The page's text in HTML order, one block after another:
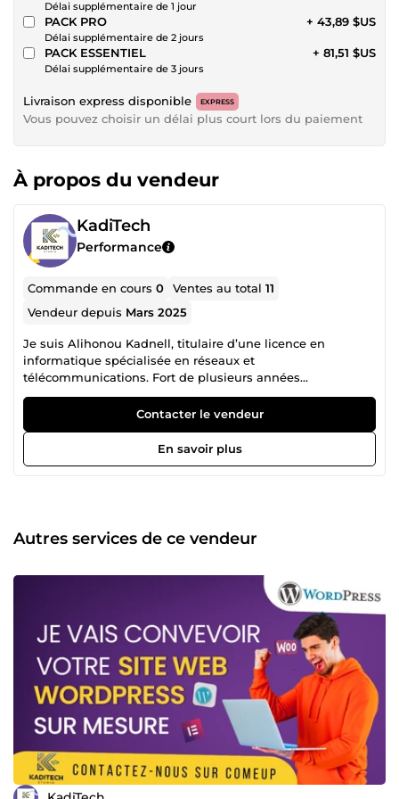
Délai supplémentaire de 1 jour
PACK PRO
Délai supplémentaire de 2 jours
+ 43,89 $US
PACK ESSENTIEL
Délai supplémentaire de 3 jours
+ 81,51 $US
Livraison express disponible EXPRESS
Vous pouvez choisir un délai plus court lors du paiement
À propos du vendeur
KadiTech
Performance
Commande en cours0 Ventes au total11
Vendeur depuis Mars 2025
Je suis Alihonou Kadnell, titulaire d’une licence en
informatique spécialisée en réseaux et
télécommunications. Fort de plusieurs années
d’expérience, je me spécialise dans la création de sites
web performants et adaptés aux besoins spécifiques de
mes clients. Je maîtrise des CMS comme WordPress,
Shopify, PrestaShop, ainsi que des outils comme
Système.io, que j’utilise pour la création de tunnels de
que vos sites bénéficient d’une visibilité optimale sur les
moteurs de recherche. J’intègre des plugins tels que
commerce complets, avec des fonctionnalités avancées
comme la gestion des paiements sécurisés, la création de
catalogues produits, et l’optimisation des funnels de vente
pour améliorer les performances commerciales. Mon
expertise englobe également la personnalisation de sites
grâce à des langages tels que HTML, CSS, et des outils
comme Elementor ou Divi, garantissant des sites uniques,
performants et entièrement adaptés à chaque projet. Je
vous accompagne de la conception à la mise en ligne, en
prenant en charge la gestion du nom de domaine, de
l'hébergement, et la sécurisation SSL de votre site. Je
possède également des compétences en création de
supports visuels professionnels comme des logos, affiches
Contacter le vendeur
En savoir plus
Autres services de ce vendeur